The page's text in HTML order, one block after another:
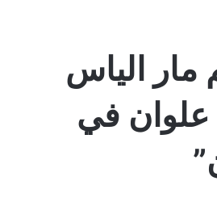
مار الياس
علوان في